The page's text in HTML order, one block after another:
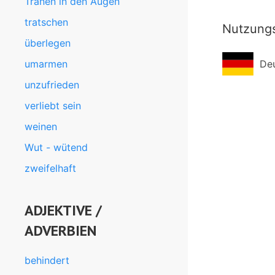
tratschen
überlegen
umarmen
unzufrieden
verliebt sein
weinen
Wut - wütend
zweifelhaft
ADJEKTIVE /
ADVERBIEN
behindert